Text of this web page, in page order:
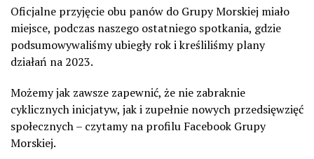
Oficjalne przyjęcie obu panów do Grupy Morskiej miało
miejsce, podczas naszego ostatniego spotkania, gdzie
podsumowywaliśmy ubiegły rok i kreśliliśmy plany
działań na 2023.
Możemy jak zawsze zapewnić, że nie zabraknie
cyklicznych inicjatyw, jak i zupełnie nowych przedsięwzięć
społecznych – czytamy na profilu Facebook Grupy
Morskiej.